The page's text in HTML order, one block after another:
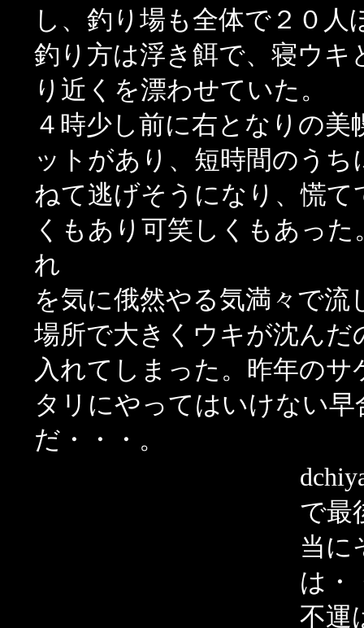
し、釣り場も全体で２０人
釣り方は浮き餌で、寝ウキ
り近くを漂わせていた。
４時少し前に右となりの
ットがあり、短時間のう
ねて逃げそうになり、慌
くもあり可笑しくもあっ
れ
を気に俄然やる気満々で
場所で大きくウキが沈ん
入れてしまった。昨年の
タリにやってはいけない
だ・・・。
で最
当に
は・
不運